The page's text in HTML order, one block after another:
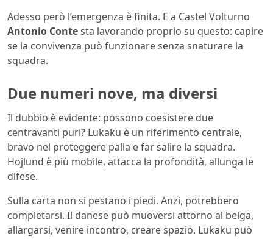
Adesso però l’emergenza è finita. E a Castel Volturno
Antonio Contesta lavorando proprio su questo: capire
se la convivenza può funzionare senza snaturare la
squadra.
Due numeri nove, ma diversi
Il dubbio è evidente: possono coesistere due
centravanti puri? Lukaku è un riferimento centrale,
bravo nel proteggere palla e far salire la squadra.
Hojlund è più mobile, attacca la profondità, allunga le
difese.
Sulla carta non si pestano i piedi. Anzi, potrebbero
completarsi. Il danese può muoversi attorno al belga,
allargarsi, venire incontro, creare spazio. Lukaku può